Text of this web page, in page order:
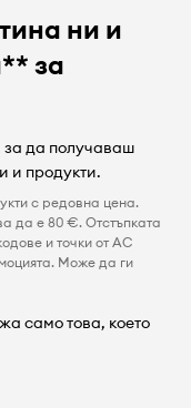
ни и
за
да получаваш
и продукти.
с редовна цена.
да е 80 €. Отстъпката
и точки от AC
Може да ги
само това, което